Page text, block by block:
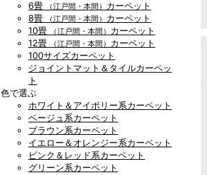
6畳
（江戸間・本間） カーペット
8畳
（江戸間・本間） カーペット
10畳
（江戸間・本間） カーペット
12畳
（江戸間・本間） カーペット
100サイズカーペット
ジョイントマット＆タイルカーペッ
ト
色で選ぶ
ホワイト＆アイボリー系カーペット
ベージュ系カーペット
ブラウン系カーペット
イエロー＆オレンジー系カーペット
ピンク＆レッド系カーペット
グリーン系カーペット